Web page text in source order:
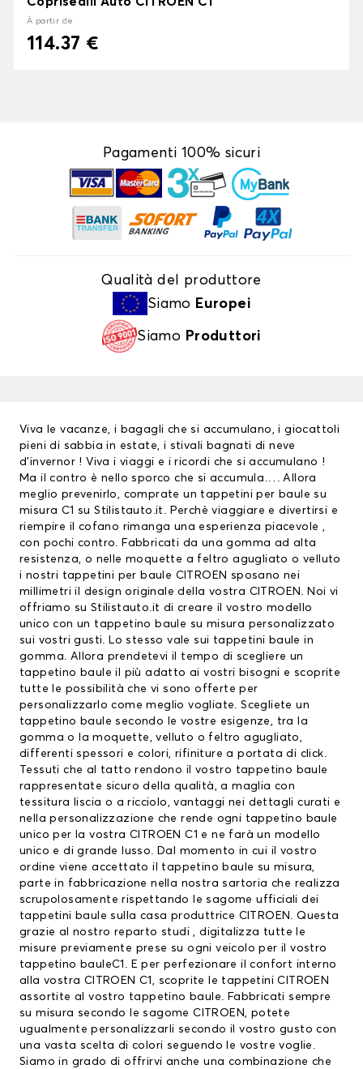
À partir de
114.37 €
Pagamenti 100% sicuri
Qualità del produttore
Siamo Europei
Siamo Produttori
Viva le vacanze, i bagagli che si accumulano, i giocattoli
pieni di sabbia in estate, i stivali bagnati di neve
d’invernor ! Viva i viaggi e i ricordi che si accumulano !
Ma il contro è nello sporco che si accumula…. Allora
meglio prevenirlo, comprate un tappetini per baule su
misura C1 su Stilistauto.it. Perchè viaggiare e divertirsi e
riempire il cofano rimanga una esperienza piacevole ,
con pochi contro. Fabbricati da una gomma ad alta
resistenza, o nelle moquette a feltro agugliato o velluto
i nostri tappetini per baule CITROEN sposano nei
millimetri il design originale della vostra CITROEN. Noi vi
offriamo su Stilistauto.it di creare il vostro modello
unico con un tappetino baule su misura personalizzato
sui vostri gusti. Lo stesso vale sui tappetini baule in
gomma. Allora prendetevi il tempo di scegliere un
tappetino baule il più adatto ai vostri bisogni e scoprite
tutte le possibilità che vi sono offerte per
personalizzarlo come meglio vogliate. Scegliete un
tappetino baule secondo le vostre esigenze, tra la
gomma o la moquette, velluto o feltro agugliato,
differenti spessori e colori, rifiniture a portata di click.
Tessuti che al tatto rendono il vostro tappetino baule
rappresentate sicuro della qualità, a maglia con
tessitura liscia o a ricciolo, vantaggi nei dettagli curati e
nella personalizzazione che rende ogni tappetino baule
unico per la vostra CITROEN C1 e ne farà un modello
unico e di grande lusso. Dal momento in cui il vostro
ordine viene accettato il tappetino baule su misura,
parte in fabbricazione nella nostra sartoria che realizza
scrupolosamente rispettando le sagome ufficiali dei
tappetini baule sulla casa produttrice CITROEN. Questa
grazie al nostro reparto studi , digitalizza tutte le
misure previamente prese su ogni veicolo per il vostro
tappetino bauleC1. E per perfezionare il confort interno
alla vostra CITROEN C1, scoprite le tappetini CITROEN
assortite al vostro tappetino baule. Fabbricati sempre
su misura secondo le sagome CITROEN, potete
ugualmente personalizzarli secondo il vostro gusto con
una vasta scelta di colori seguendo le vostre voglie.
Siamo in grado di offrirvi anche una combinazione che